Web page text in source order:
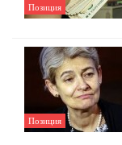
Позиция
Позиция